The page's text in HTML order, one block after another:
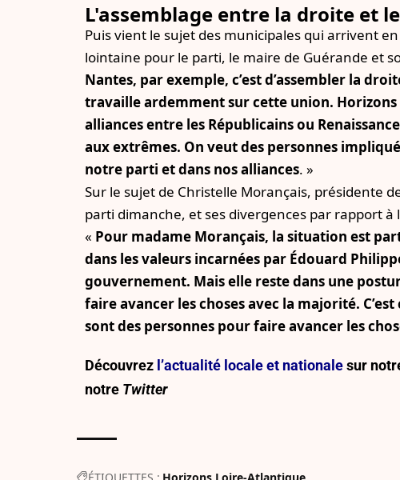
L'assemblage entre la droite et
Puis vient le sujet des municipales qui arrivent
lointaine pour le parti, le maire de Guérande et
Nantes, par exemple, c’est d’assembler la
travaille ardemment sur cette union. Horizons
alliances entre les Républicains ou
aux extrêmes. On veut des personnes
notre parti et dans nos alliances. »
Sur le sujet de Christelle Morançais, présidente
parti dimanche, et ses divergences par rapport
« Pour madame Morançais, la situation est
dans les valeurs incarnées par Édouard
gouvernement. Mais elle reste dans une
faire avancer les choses avec la majorité.
sont des personnes pour faire avancer les
Découvrez l’actualité locale et nationalesur
notre Twitter